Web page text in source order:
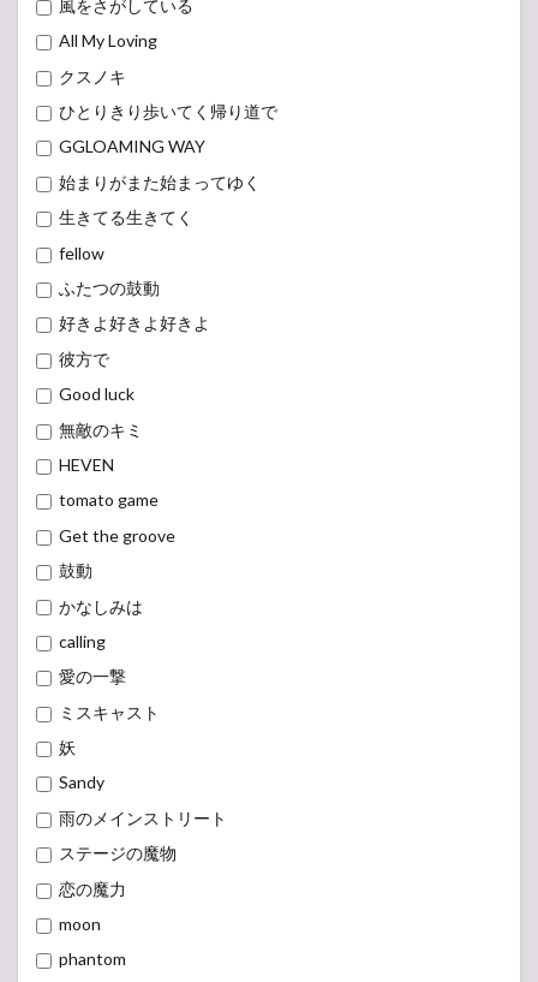
風をさがしている
All My Loving
クスノキ
ひとりきり歩いてく帰り道で
GGLOAMING WAY
始まりがまた始まってゆく
生きてる生きてく
fellow
ふたつの鼓動
好きよ好きよ好きよ
彼方で
Good luck
無敵のキミ
HEVEN
tomato game
Get the groove
鼓動
かなしみは
calling
愛の一撃
ミスキャスト
妖
Sandy
雨のメインストリート
ステージの魔物
恋の魔力
moon
phantom